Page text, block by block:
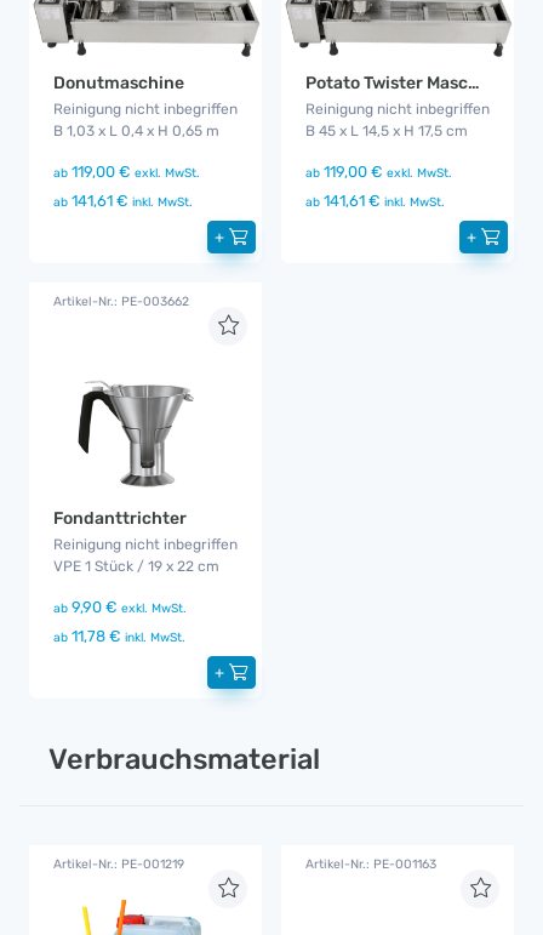
Donutmaschine
Reinigung nicht inbegriffen
B 1,03 x L 0,4 x H 0,65 m
ab 119,00 € exkl. MwSt.
ab 141,61 € inkl. MwSt.
+
Potato Twister Maschine
Reinigung nicht inbegriffen
B 45 x L 14,5 x H 17,5 cm
ab 119,00 € exkl. MwSt.
ab 141,61 € inkl. MwSt.
+
Artikel-Nr.: PE-003662
Fondanttrichter
Reinigung nicht inbegriffen
VPE 1 Stück / 19 x 22 cm
ab 9,90 € exkl. MwSt.
ab 11,78 € inkl. MwSt.
+
Verbrauchsmaterial
Artikel-Nr.: PE-001219 Artikel-Nr.: PE-001163